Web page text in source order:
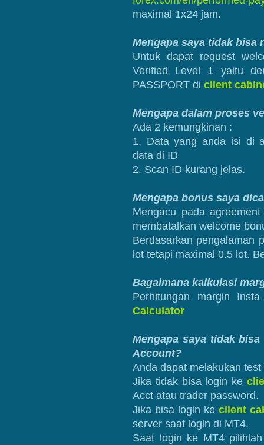
maximal 1x24 jam.
Mengapa saya tidak bisa
Untuk dapat request
Verified Level 1 yaitu
PASSPORT di client
Mengapa dalam proses
Ada 2 kemungkinan :
1. Data yang anda isi di
data di ID
2. Scan ID kurang jelas.
Mengapa bonus saya
Mengacu pada
membatalkan welcome
Berdasarkan pengalaman
lot tetapi maximal 0.5 lot.
Bagaimana kalkulasi
Perhitungan margin
Calculator
Mengapa saya tidak
Account?
Anda dapat melakukan
Jika tidak bisa login ke
Acct atau trader password.
Jika bisa login ke client
server saat login di MT4.
Saat login ke MT4